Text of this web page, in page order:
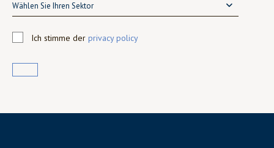
Wählen Sie Ihren Sektor
Ich stimme der privacy policy